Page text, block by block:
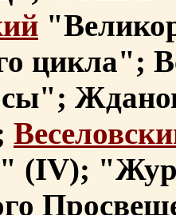
цикла";
(IV);